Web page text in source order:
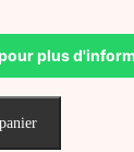
plus